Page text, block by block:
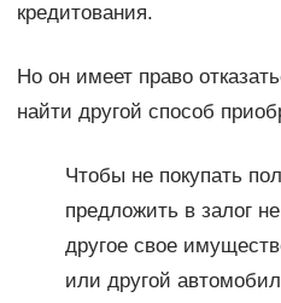
кредитования.
Но он имеет право
найти другой способ
Чтобы не покупать
предложить в залог
другое свое
или другой